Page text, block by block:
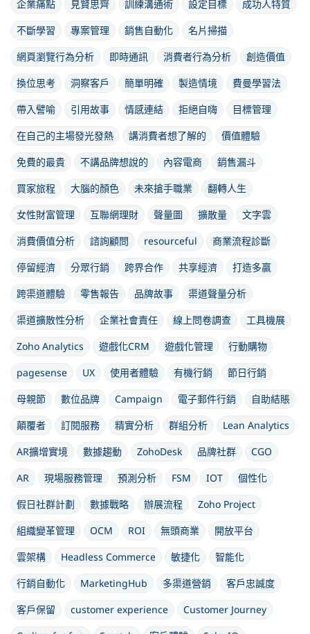
企業痛點
見賢思齊 訓練溝通術 設定目標
成功人特質
不斷學習
專案管理 銷售自動化
名片掃描
網頁瀏覽行為分析
即時通訊 消費者行為分析
創造價值
換位思考
洞察客戶 簡單明確 製造情境
費曼學習法
帶入譬喻
引用故事 情感連結 拒絕自嗨
目標管理
在自己的主場發光發熱
講消費者想了解的
價值體驗
免費的最貴
不講品牌想說的 內容電商
銷售漏斗
買家旅程
大腦的顏色 未來搶手職業
翻轉人生
女性財富管理
互聯網理財 聲量圖 擴散量
文字雲
消費價值分析
諮詢顧問 resourceful
商業流程診斷
停留經濟
分眾行銷 跨界合作 共享經濟
打造多贏
跨渠道體驗
零售報告 品牌故事
渠道聲量分析
渠道擴散性分析
企業社會責任 線上問卷調查
工具機展
Zoho Analytics
遊戲化CRM 遊戲化管理
行動購物
pagesense
UX 使用者體驗 有機行銷
節日行銷
母親節
數位品牌 Campaign 電子郵件行銷
自助結賬
顛覆者
訂閱服務 精實分析 群組分析
Lean Analytics
AR擴增實境
數據趨動 ZohoDesk 品牌社群
CGO
AR
現場服務管理 預測分析 FSM IOT
個性化
假日社群計劃
數據戰略 辦展流程
Zoho Project
組織變革管理
OCM ROI 無頭商業
開放平台
雲架構
Headless Commerce 敏捷化
智能化
行銷自動化
MarketingHub 多渠道營銷
客戶忠誠度
客戶保留
customer experience
Customer Journey